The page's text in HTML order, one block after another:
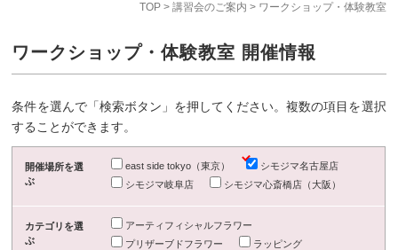
TOP> 講習会のご案内 > ワークショップ・体験教室
ワークショップ・体験教室 開催情報
条件を選んで「検索ボタン」を押してください。複数の項目を選択
することができます。
開催場所を選
ぶ
east side tokyo（東京）
シモジマ名古屋店
シモジマ岐阜店
シモジマ心斎橋店（大阪）
カテゴリを選
ぶ
アーティフィシャルフラワー
プリザーブドフラワー
ラッピング